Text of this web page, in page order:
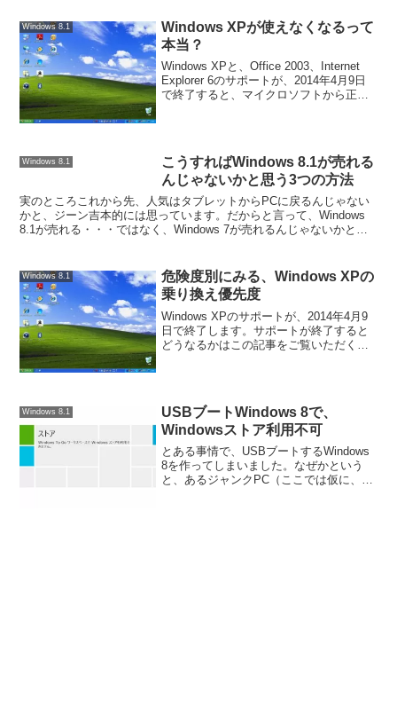
Windows 8.1
Windows XPが使えなくなるって
本当？
Windows XPと、Office 2003、Internet
Explorer 6のサポートが、2014年4月9日
で終了すると、マイクロソフトから正式
Windows 8.1
こうすればWindows 8.1が売れる
んじゃないかと思う3つの方法
実のところこれから先、人気はタブレットからPCに戻るんじゃない
かと、ジーン吉本的には思っています。だからと言って、Windows
8.1が売れる・・・ではなく、Windows 7が売れるんじゃないかと思
Windows 8.1
危険度別にみる、Windows XPの
乗り換え優先度
Windows XPのサポートが、2014年4月9
日で終了します。サポートが終了すると
どうなるかはこの記事をご覧いただくと
Windows 8.1
USBブートWindows 8で、
Windowsストア利用不可
とある事情で、USBブートするWindows
8を作ってしまいました。なぜかという
と、あるジャンクPC（ここでは仮に、